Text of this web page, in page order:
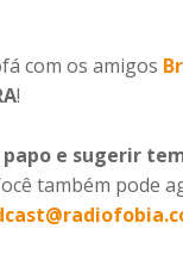
com os amigos
!
e sugerir
também pode